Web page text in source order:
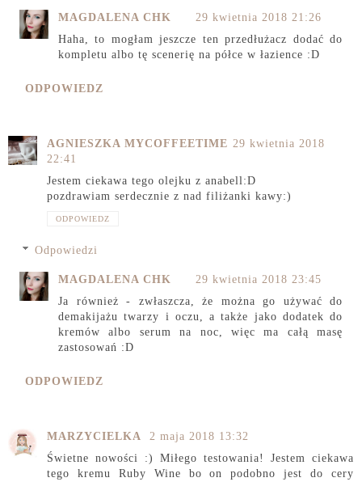
MAGDALENA CHK
29 kwietnia 2018 21:26
Haha, to mogłam jeszcze ten przedłużacz dodać do
kompletu albo tę scenerię na półce w łazience :D
ODPOWIEDZ
AGNIESZKA MYCOFFEETIME 29 kwietnia 2018
22:41
Jestem ciekawa tego olejku z anabell:D
pozdrawiam serdecznie z nad filiżanki kawy:)
ODPOWIEDZ
Odpowiedzi
MAGDALENA CHK
29 kwietnia 2018 23:45
Ja również - zwłaszcza, że można go używać do
demakijażu twarzy i oczu, a także jako dodatek do
kremów albo serum na noc, więc ma całą masę
zastosowań :D
ODPOWIEDZ
MARZYCIELKA
2 maja 2018 13:32
Świetne nowości :) Miłego testowania! Jestem ciekawa
tego kremu Ruby Wine bo on podobno jest do cery